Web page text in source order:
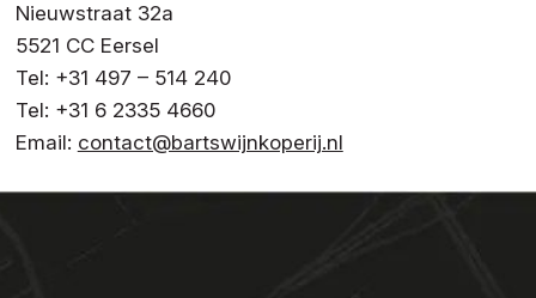
Nieuwstraat 32a
5521 CC Eersel
Tel: +31 497 – 514 240
Tel: +31 6 2335 4660
Email: contact@bartswijnkoperij.nl